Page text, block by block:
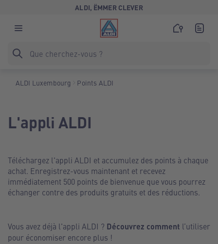
ALDI, ËMMER CLEVER
ALDI Luxembourg Points ALDI
L'appli ALDI
Téléchargez l'appli ALDI et accumulez des points à chaque
achat. Enregistrez-vous maintenant et recevez
immédiatement 500 points de bienvenue que vous pourrez
échanger contre des produits gratuits et des réductions.
Vous avez déjà l'appli ALDI ? Découvrez comment l’utiliser
pour économiser encore plus !